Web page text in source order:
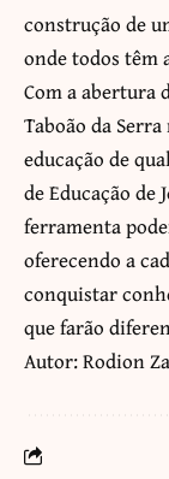
construção de
onde todos têm
Com a abertura
Taboão da
educação de
de Educação de
ferramenta
oferecendo a
conquistar
que farão
Autor: Rodion